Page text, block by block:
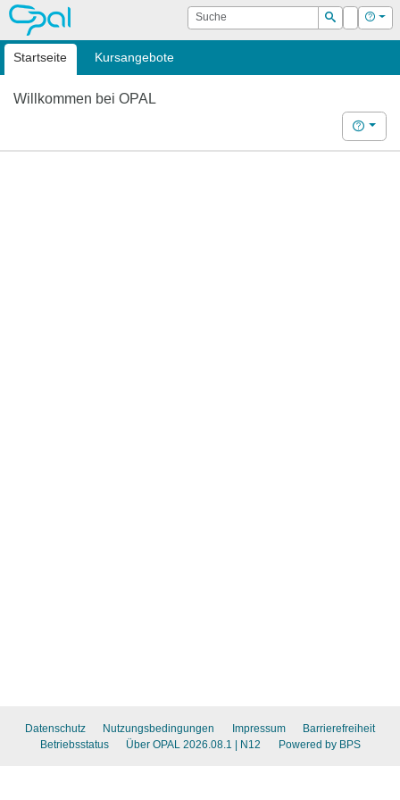
OPAL Suche
Suchen
Login Hilfe
Startseite Kursangebote
Willkommen bei OPAL
Hilfe
Datenschutz Nutzungsbedingungen Impressum
Barrierefreiheit
Betriebsstatus
Über OPAL 2026.08.1 | N12 Powered by BPS